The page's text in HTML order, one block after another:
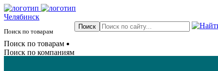
Челябинск
Поиск по товарам
Поиск по товарам
Поиск по компаниям